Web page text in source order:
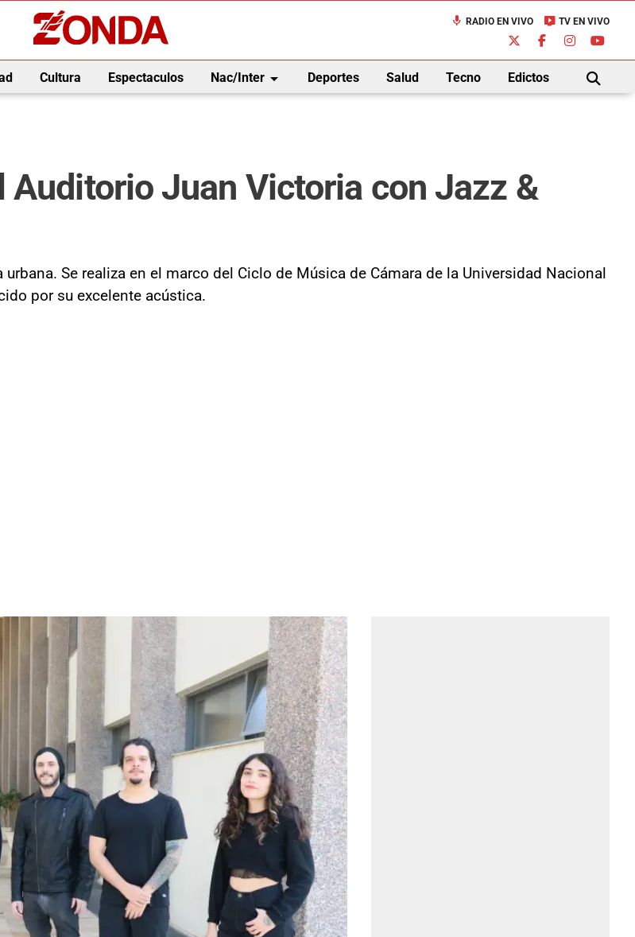
mic RADIO EN VIVO live_tv TV EN VIVO
Cultura Espectaculos Nac/Interarrow_drop_down Deportes Salud Tecno Edictos
BUSCAR
Auditorio Juan Victoria con Jazz &
Se realiza en el marco del Ciclo de Música de Cámara de la Universidad Nacional
por su excelente acústica.